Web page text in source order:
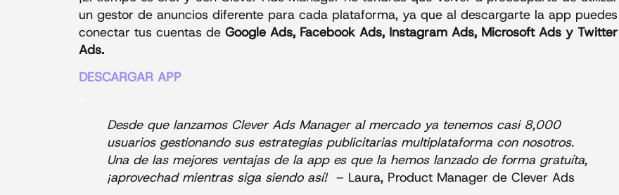
un gestor de anuncios diferente para cada plataforma, ya que al descargarte la app puedes
conectar tus cuentas de Google Ads, Facebook Ads, Instagram Ads, Microsoft Ads y Twitter
Ads.
DESCARGAR APP
Desde que lanzamos Clever Ads Manager al mercado ya tenemos casi 8,000
usuarios gestionando sus estrategias publicitarias multiplataforma con nosotros.
Una de las mejores ventajas de la app es que la hemos lanzado de forma gratuíta,
¡aprovechad mientras siga siendo así! – Laura, Product Manager de Clever Ads